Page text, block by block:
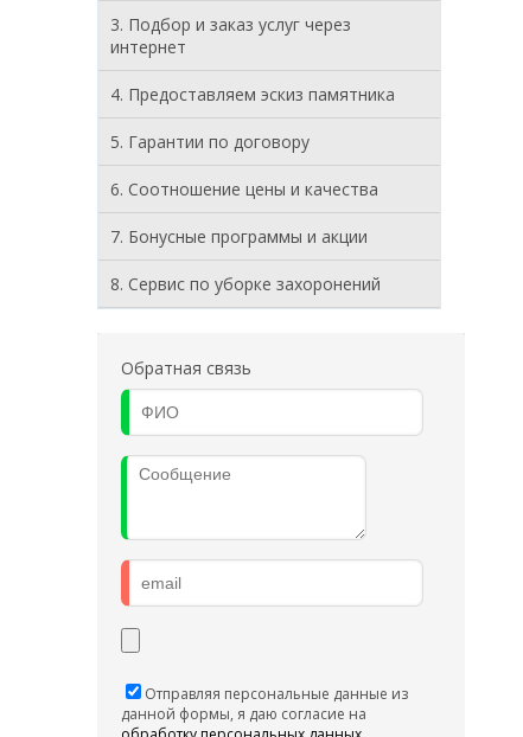
3. Подбор и заказ услуг через
интернет
4. Предоставляем эскиз памятника
5. Гарантии по договору
6. Соотношение цены и качества
7. Бонусные программы и акции
8. Cервис по уборке захоронений
Обратная связь
Отправляя персональные данные из
данной формы, я даю согласие на